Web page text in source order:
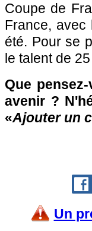
Coupe de
France, avec
été. Pour se
le talent de
Que
avenir ?
«Ajouter un
Un